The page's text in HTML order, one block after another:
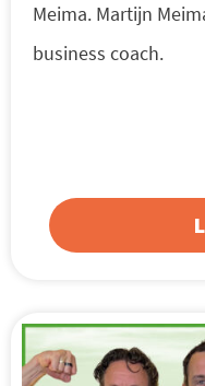
Meima. Martijn
business coach.